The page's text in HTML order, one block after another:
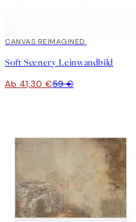
30%*
CANVAS REIMAGINED
Soft Scenery Leinwandbild
Ab 41,30 €59 €